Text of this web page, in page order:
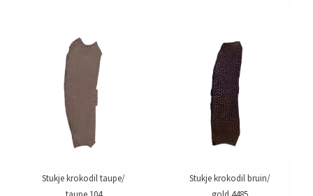
Stukje krokodil taupe/
Stukje krokodil bruin/